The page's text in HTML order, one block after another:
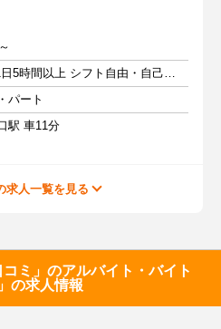
週3日以上 1日5時間以上 シフト自由・自己申告
パート
駅 車11分
求人一覧を見る
コミ」のアルバイト・バイト
の求人情報